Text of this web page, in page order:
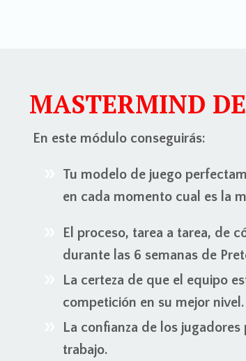
MASTERMIND
En este módulo conseguirás:
Tu modelo de juego
en cada momento cual es la
El proceso, tarea a tarea, de
durante las 6 semanas de
La certeza de que el equipo
competición en su mejor nivel.
La confianza de los
trabajo.